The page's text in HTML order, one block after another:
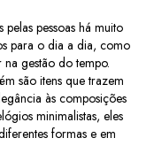
pessoas há muito
para o dia a dia, como
gestão do tempo.
são itens que trazem
às composições
minimalistas, eles
formas e em